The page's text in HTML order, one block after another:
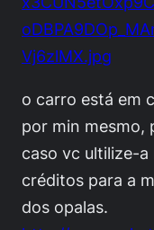
Vj6zlMX.jpg
o carro está em
por min mesmo,
caso vc ultilize-a
créditos para a
dos opalas.